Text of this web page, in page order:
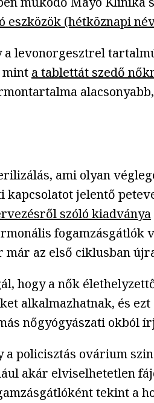
eszközök (hétköznapi
levonorgesztrel
mint a tablettát szedő
ami olyan
jelentő
szóló kiadványa
az első ciklusban
hogy a nők
alkalmazhatnak, és
nőgyógyászati okból
a policisztás ovárium
akár elviselhetetlen
tekint a